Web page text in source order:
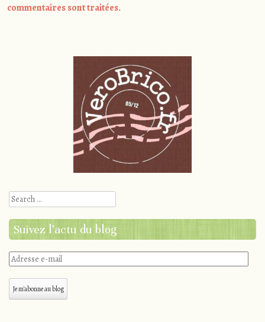
commentaires sont traitées.
Search
Suivez l'actu du blog
Adresse
mail
Je m'abonne au blog